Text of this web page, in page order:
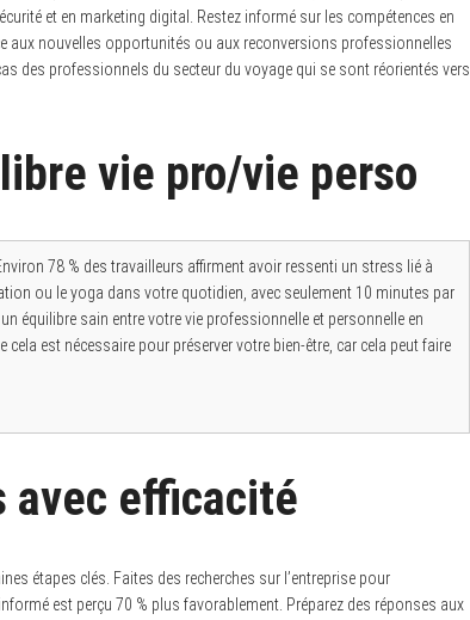
et en marketing digital. Restez informé sur les compétences en
aux nouvelles opportunités ou aux reconversions professionnelles
des professionnels du secteur du voyage qui se sont réorientés vers
vie pro/vie perso
78 % des travailleurs affirment avoir ressenti un stress lié à
ou le yoga dans votre quotidien, avec seulement 10 minutes par
équilibre sain entre votre vie professionnelle et personnelle en
cela est nécessaire pour préserver votre bien-être, car cela peut faire
avec efficacité
étapes clés. Faites des recherches sur l’entreprise pour
est perçu 70 % plus favorablement. Préparez des réponses aux